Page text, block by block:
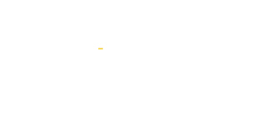
-